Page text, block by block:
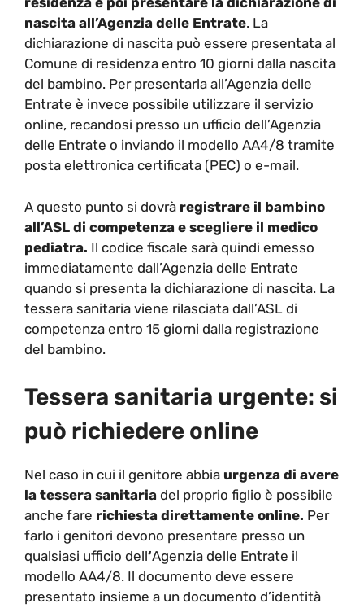
nascita all’Agenzia delle Entrate. La
dichiarazione di nascita può essere presentata al
Comune di residenza entro 10 giorni dalla nascita
del bambino. Per presentarla all’Agenzia delle
Entrate è invece possibile utilizzare il servizio
online, recandosi presso un ufficio dell’Agenzia
delle Entrate o inviando il modello AA4/8 tramite
posta elettronica certificata (PEC) o e-mail.
A questo punto si dovrà registrare il bambino
all’ASL di competenza e scegliere il medico
pediatra. Il codice fiscale sarà quindi emesso
immediatamente dall’Agenzia delle Entrate
quando si presenta la dichiarazione di nascita. La
tessera sanitaria viene rilasciata dall’ASL di
competenza entro 15 giorni dalla registrazione
del bambino.
Tessera sanitaria urgente: si
può richiedere online
Nel caso in cui il genitore abbia urgenza di avere
la tessera sanitaria del proprio figlio è possibile
anche fare richiesta direttamente online. Per
farlo i genitori devono presentare presso un
qualsiasi ufficio dell‘Agenzia delle Entrate il
modello AA4/8. Il documento deve essere
presentato insieme a un documento d’identità